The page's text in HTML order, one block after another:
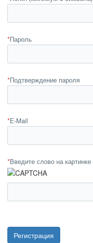
*Пароль
*Подтверждение пароля
*E-Mail
*Введите слово на картинке